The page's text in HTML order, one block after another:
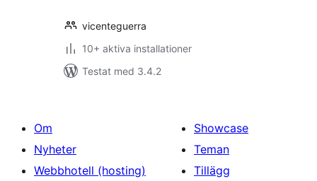
vicenteguerra
10+ aktiva installationer
Testat med 3.4.2
Om
Nyheter
Webbhotell (hosting)
Showcase
Teman
Tillägg